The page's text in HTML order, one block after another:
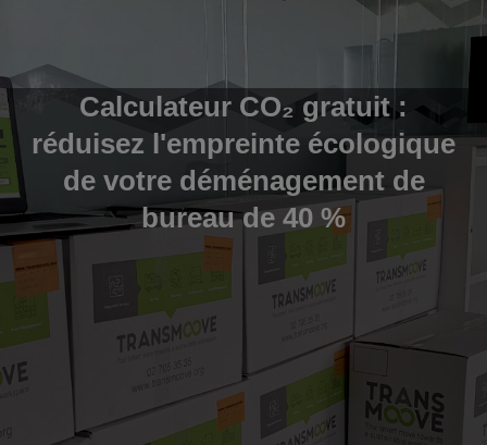
Calculateur CO₂ gratuit :
réduisez l'empreinte écologique
de votre déménagement de
bureau de 40 %